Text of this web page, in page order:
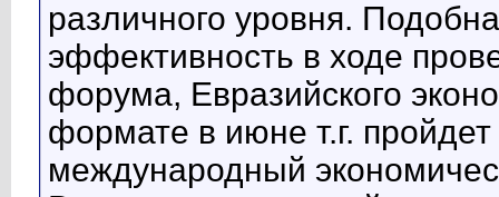
различного уровня.
эффективность в ходе
форума, Евразийского
формате в июне т.г.
международный